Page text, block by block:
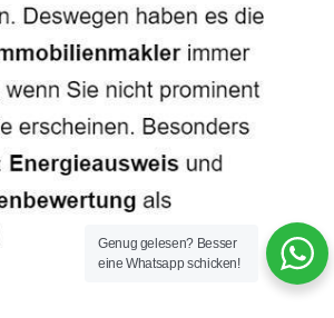
Genug gelesen? Besser
eine Whatsapp schicken!